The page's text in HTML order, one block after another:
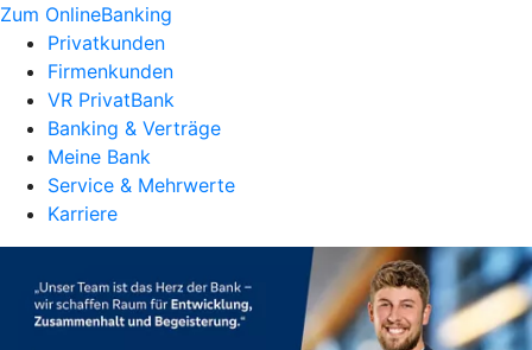
Zum OnlineBanking
Privatkunden
Firmenkunden
VR PrivatBank
Banking & Verträge
Meine Bank
Service & Mehrwerte
Karriere